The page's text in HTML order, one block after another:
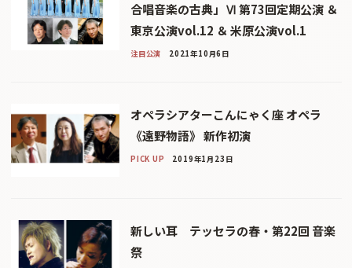
合唱音楽の古典」Ⅵ 第73回定期公演 ＆
東京公演vol.12 ＆ 米原公演vol.1
注目公演 2021年10月6日
オペラシアターこんにゃく座 オペラ
《遠野物語》 新作初演
PICK UP 2019年1月23日
新しい耳 テッセラの春・第22回 音楽
祭